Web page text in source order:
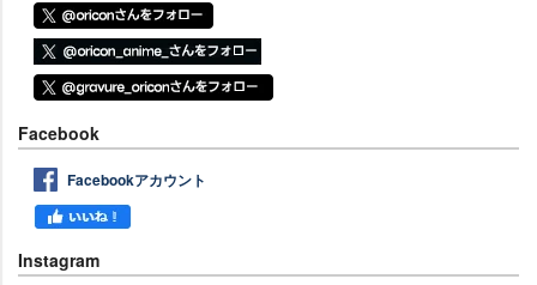
Facebook
Facebookアカウント
Instagram